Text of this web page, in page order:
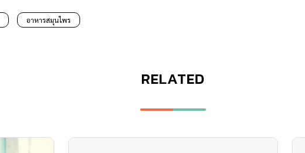
อาหารสมุนไพร
RELATED